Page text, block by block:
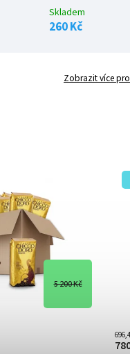
Skladem
260 Kč
Zobrazit více
5 200 Kč